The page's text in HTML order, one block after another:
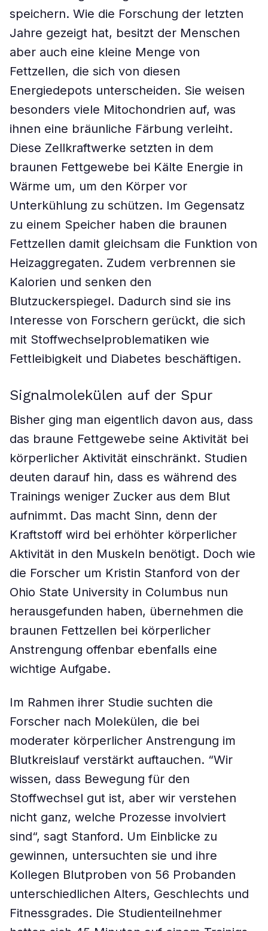
speichern. Wie die Forschung der letzten
Jahre gezeigt hat, besitzt der Menschen
aber auch eine kleine Menge von
Fettzellen, die sich von diesen
Energiedepots unterscheiden. Sie weisen
besonders viele Mitochondrien auf, was
ihnen eine bräunliche Färbung verleiht.
Diese Zellkraftwerke setzten in dem
braunen Fettgewebe bei Kälte Energie in
Wärme um, um den Körper vor
Unterkühlung zu schützen. Im Gegensatz
zu einem Speicher haben die braunen
Fettzellen damit gleichsam die Funktion von
Heizaggregaten. Zudem verbrennen sie
Kalorien und senken den
Blutzuckerspiegel. Dadurch sind sie ins
Interesse von Forschern gerückt, die sich
mit Stoffwechselproblematiken wie
Fettleibigkeit und Diabetes beschäftigen.
Signalmolekülen auf der Spur
Bisher ging man eigentlich davon aus, dass
das braune Fettgewebe seine Aktivität bei
körperlicher Aktivität einschränkt. Studien
deuten darauf hin, dass es während des
Trainings weniger Zucker aus dem Blut
aufnimmt. Das macht Sinn, denn der
Kraftstoff wird bei erhöhter körperlicher
Aktivität in den Muskeln benötigt. Doch wie
die Forscher um Kristin Stanford von der
Ohio State University in Columbus nun
herausgefunden haben, übernehmen die
braunen Fettzellen bei körperlicher
Anstrengung offenbar ebenfalls eine
wichtige Aufgabe.
Im Rahmen ihrer Studie suchten die
Forscher nach Molekülen, die bei
moderater körperlicher Anstrengung im
Blutkreislauf verstärkt auftauchen. “Wir
wissen, dass Bewegung für den
Stoffwechsel gut ist, aber wir verstehen
nicht ganz, welche Prozesse involviert
sind“, sagt Stanford. Um Einblicke zu
gewinnen, untersuchten sie und ihre
Kollegen Blutproben von 56 Probanden
unterschiedlichen Alters, Geschlechts und
Fitnessgrades. Die Studienteilnehmer